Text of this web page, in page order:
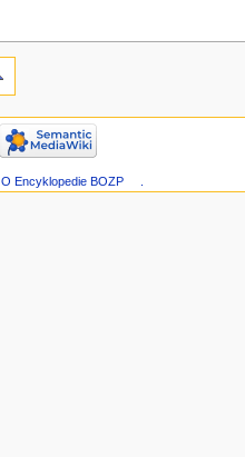
O Encyklopedie BOZP